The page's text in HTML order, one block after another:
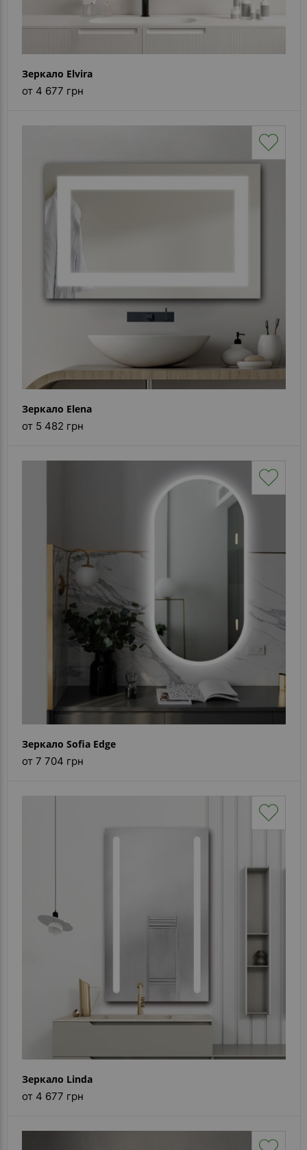
Зеркало Elvira
от 4 677 грн
Зеркало Elena
от 5 482 грн
Зеркало Sofia Edge
от 7 704 грн
Зеркало Linda
от 4 677 грн